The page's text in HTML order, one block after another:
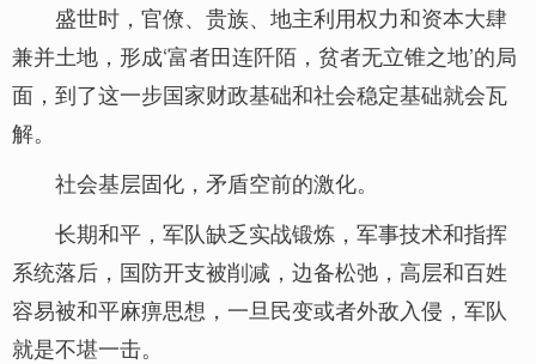
盛世时，官僚、贵族、地主利用权力和资本大肆
兼并土地，形成‘富者田连阡陌，贫者无立锥之地’的局
面，到了这一步国家财政基础和社会稳定基础就会瓦
解。
社会基层固化，矛盾空前的激化。
长期和平，军队缺乏实战锻炼，军事技术和指挥
系统落后，国防开支被削减，边备松弛，高层和百姓
容易被和平麻痹思想，一旦民变或者外敌入侵，军队
就是不堪一击。